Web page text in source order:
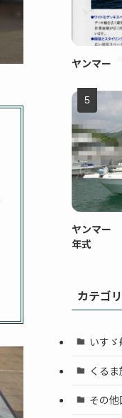
ヤンマー
ヤンマー
年式
カテゴ
いす
くるま
その